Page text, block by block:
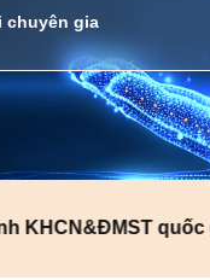
chuyên gia
quốc gia